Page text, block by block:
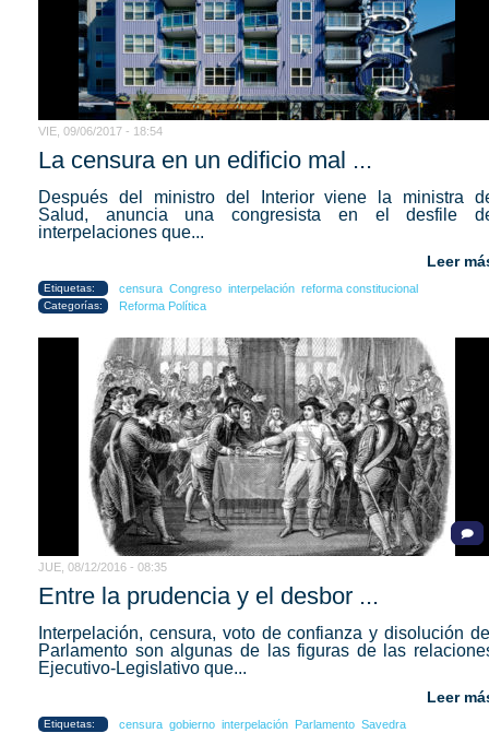
VIE, 09/06/2017 - 18:54
La censura en un edificio mal ...
Después del ministro del Interior viene la ministra
Salud, anuncia una congresista en el desfile
interpelaciones que...
Leer
Etiquetas: censura Congreso interpelación reforma constitucional
Categorías: Reforma Política
JUE, 08/12/2016 - 08:35
Entre la prudencia y el desbor ...
Interpelación, censura, voto de confianza y disolución
Parlamento son algunas de las figuras de las
Ejecutivo-Legislativo que...
Leer
Etiquetas: censura gobierno interpelación Parlamento Savedra